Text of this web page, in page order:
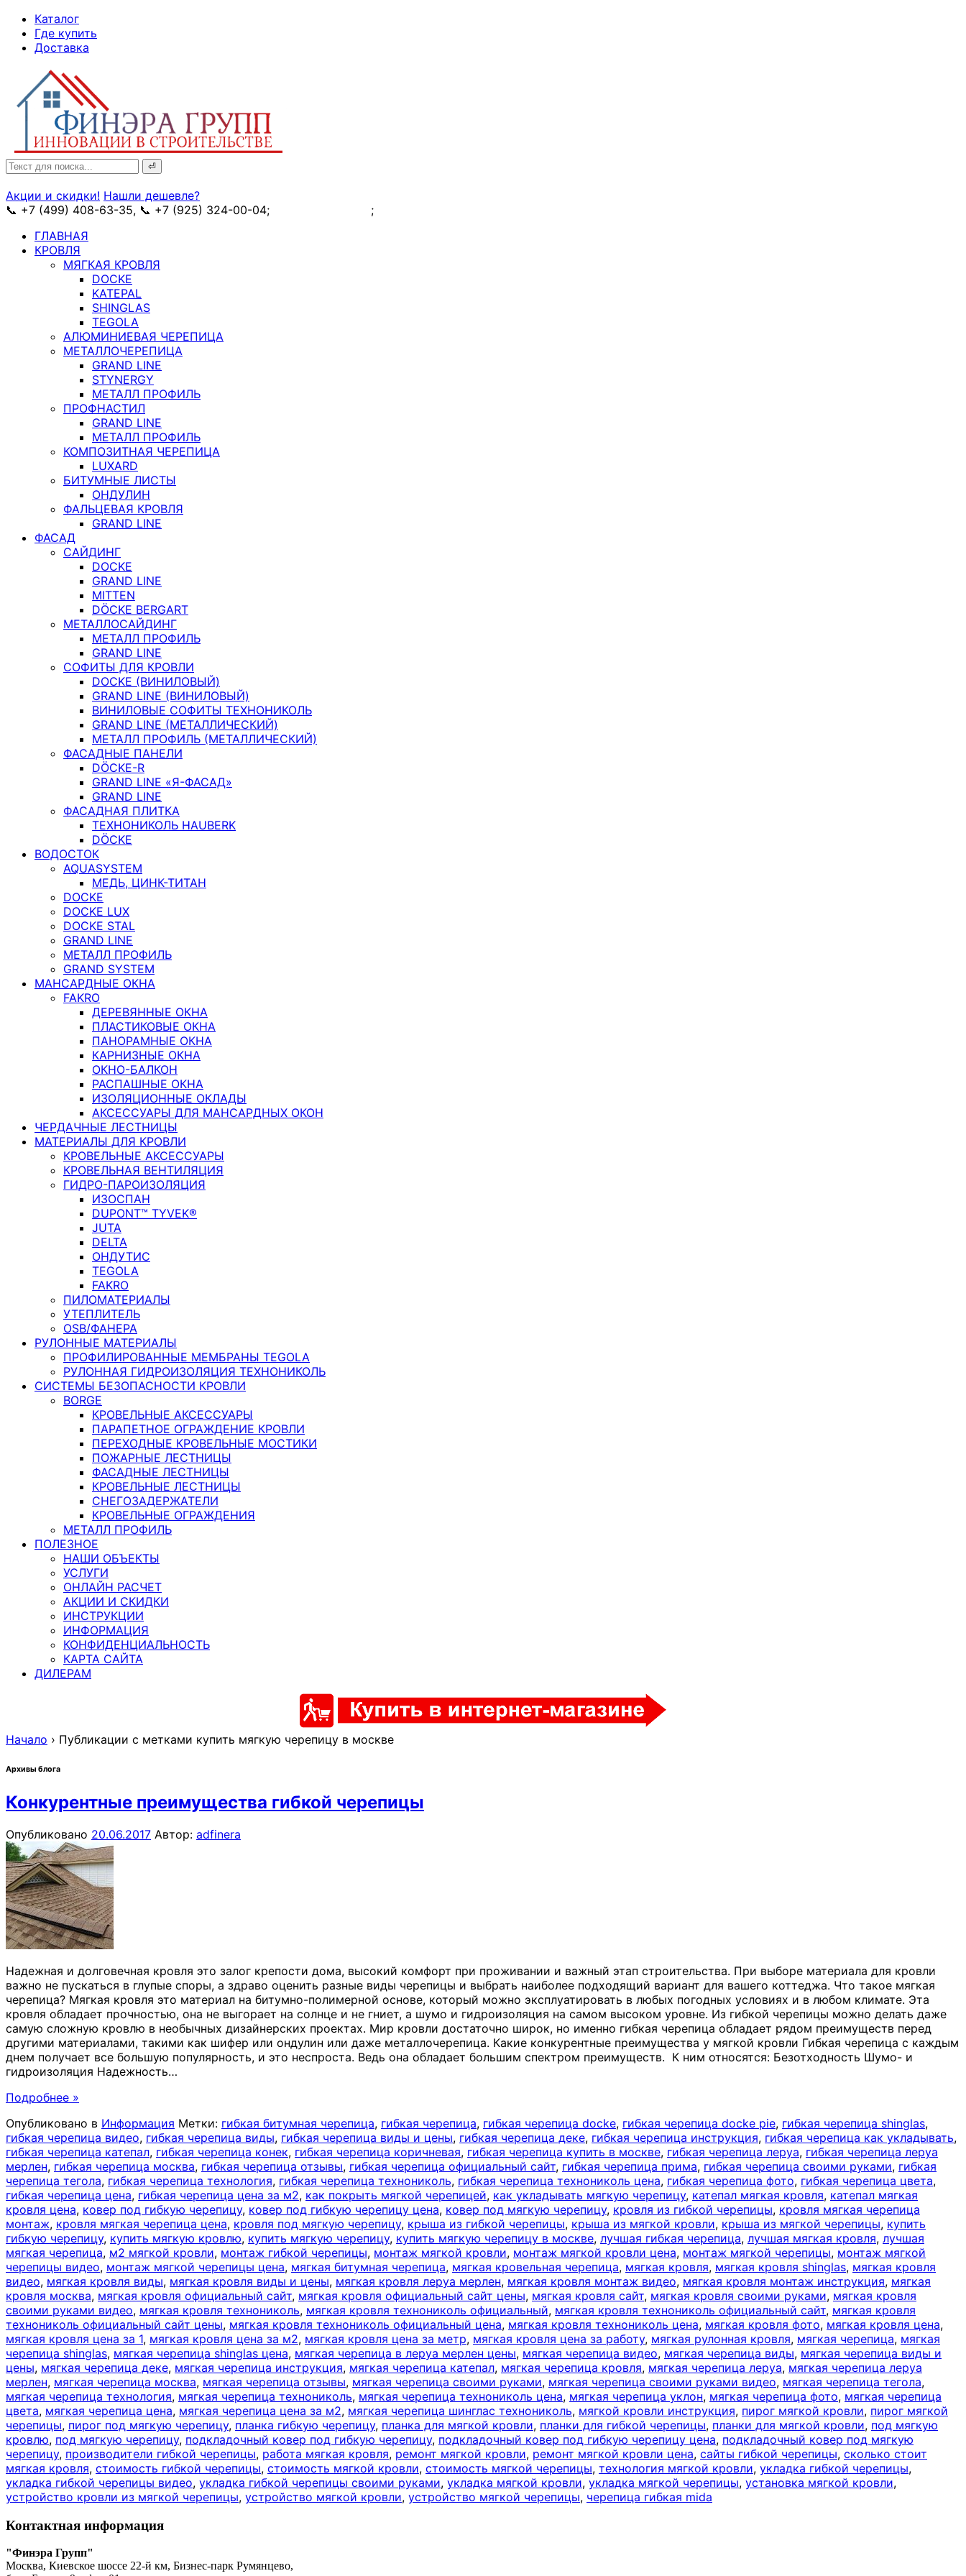
Skip
Content
Каталог
Где купить
Доставка
Search
for:
Акции и скидки! Нашли дешевле?
📞 +7 (499) 408-63-35, 📞 +7 (925) 324-00-04;
;
ГЛАВНАЯ
КРОВЛЯ
МЯГКАЯ КРОВЛЯ
DOCKE
KATEPAL
SHINGLAS
TEGOLA
АЛЮМИНИЕВАЯ ЧЕРЕПИЦА
МЕТАЛЛОЧЕРЕПИЦА
GRAND LINE
STYNERGY
МЕТАЛЛ ПРОФИЛЬ
ПРОФНАСТИЛ
GRAND LINE
МЕТАЛЛ ПРОФИЛЬ
КОМПОЗИТНАЯ ЧЕРЕПИЦА
LUXARD
БИТУМНЫЕ ЛИСТЫ
ОНДУЛИН
ФАЛЬЦЕВАЯ КРОВЛЯ
GRAND LINE
ФАСАД
САЙДИНГ
DOCKE
GRAND LINE
MITTEN
DÖCKE BERGART
МЕТАЛЛОСАЙДИНГ
МЕТАЛЛ ПРОФИЛЬ
GRAND LINE
СОФИТЫ ДЛЯ КРОВЛИ
DOCKE (ВИНИЛОВЫЙ)
GRAND LINE (ВИНИЛОВЫЙ)
ВИНИЛОВЫЕ СОФИТЫ ТЕХНОНИКОЛЬ
GRAND LINE (МЕТАЛЛИЧЕСКИЙ)
МЕТАЛЛ ПРОФИЛЬ (МЕТАЛЛИЧЕСКИЙ)
ФАСАДНЫЕ ПАНЕЛИ
DÖCKE-R
GRAND LINE «Я-ФАСАД»
GRAND LINE
ФАСАДНАЯ ПЛИТКА
ТЕХНОНИКОЛЬ HAUBERK
DÖCKE
ВОДОСТОК
AQUASYSTEM
МЕДЬ, ЦИНК-ТИТАН
DOCKE
DOCKE LUX
DOCKE STAL
GRAND LINE
МЕТАЛЛ ПРОФИЛЬ
GRAND SYSTEM
МАНСАРДНЫЕ ОКНА
FAKRO
ДЕРЕВЯННЫЕ ОКНА
ПЛАСТИКОВЫЕ ОКНА
ПАНОРАМНЫЕ ОКНА
КАРНИЗНЫЕ ОКНА
ОКНО-БАЛКОН
РАСПАШНЫЕ ОКНА
ИЗОЛЯЦИОННЫЕ ОКЛАДЫ
АКСЕССУАРЫ ДЛЯ МАНСАРДНЫХ ОКОН
ЧЕРДАЧНЫЕ ЛЕСТНИЦЫ
МАТЕРИАЛЫ ДЛЯ КРОВЛИ
КРОВЕЛЬНЫЕ АКСЕССУАРЫ
КРОВЕЛЬНАЯ ВЕНТИЛЯЦИЯ
ГИДРО-ПАРОИЗОЛЯЦИЯ
ИЗОСПАН
DUPONT™ TYVEK®
JUTA
DELTA
ОНДУТИС
TEGOLA
FAKRO
ПИЛОМАТЕРИАЛЫ
УТЕПЛИТЕЛЬ
OSB/ФАНЕРА
РУЛОННЫЕ МАТЕРИАЛЫ
ПРОФИЛИРОВАННЫЕ МЕМБРАНЫ TEGOLA
РУЛОННАЯ ГИДРОИЗОЛЯЦИЯ ТЕХНОНИКОЛЬ
СИСТЕМЫ БЕЗОПАСНОСТИ КРОВЛИ
BORGE
КРОВЕЛЬНЫЕ АКСЕССУАРЫ
ПАРАПЕТНОЕ ОГРАЖДЕНИЕ КРОВЛИ
ПЕРЕХОДНЫЕ КРОВЕЛЬНЫЕ МОСТИКИ
ПОЖАРНЫЕ ЛЕСТНИЦЫ
ФАСАДНЫЕ ЛЕСТНИЦЫ
КРОВЕЛЬНЫЕ ЛЕСТНИЦЫ
СНЕГОЗАДЕРЖАТЕЛИ
КРОВЕЛЬНЫЕ ОГРАЖДЕНИЯ
МЕТАЛЛ ПРОФИЛЬ
ПОЛЕЗНОЕ
НАШИ ОБЪЕКТЫ
УСЛУГИ
ОНЛАЙН РАСЧЕТ
АКЦИИ И СКИДКИ
ИНСТРУКЦИИ
ИНФОРМАЦИЯ
КОНФИДЕНЦИАЛЬНОСТЬ
КАРТА САЙТА
ДИЛЕРАМ
Начало › Публикации с метками купить мягкую черепицу в москве
Архивы блога
Конкурентные преимущества гибкой черепицы
Опубликовано 20.06.2017 Автор: adfinera
Надежная и долговечная кровля это залог крепости дома, высокий комфорт при проживании и важный этап строительства. При выборе материала для кровли
важно не пускаться в глупые споры, а здраво оценить разные виды черепицы и выбрать наиболее подходящий вариант для вашего коттеджа. Что такое мягкая
черепица? Мягкая кровля это материал на битумно-полимерной основе, который можно эксплуатировать в любых погодных условиях и в любом климате. Эта
кровля обладает прочностью, она не выгорает на солнце и не гниет, а шумо и гидроизоляция на самом высоком уровне. Из гибкой черепицы можно делать даже
самую сложную кровлю в необычных дизайнерских проектах. Мир кровли достаточно широк, но именно гибкая черепица обладает рядом преимуществ перед
другими материалами, такими как шифер или ондулин или даже металлочерепица. Какие конкурентные преимущества у мягкой кровли Гибкая черепица с каждым
днем получает все большую популярность, и это неспроста. Ведь она обладает большим спектром преимуществ. К ним относятся: Безотходность Шумо- и
гидроизоляция Надежность…
Подробнее »
Опубликовано в Информация Метки: гибкая битумная черепица, гибкая черепица, гибкая черепица docke, гибкая черепица docke pie, гибкая черепица shinglas,
гибкая черепица видео, гибкая черепица виды, гибкая черепица виды и цены, гибкая черепица деке, гибкая черепица инструкция, гибкая черепица как укладывать,
гибкая черепица катепал, гибкая черепица конек, гибкая черепица коричневая, гибкая черепица купить в москве, гибкая черепица леруа, гибкая черепица леруа
мерлен, гибкая черепица москва, гибкая черепица отзывы, гибкая черепица официальный сайт, гибкая черепица прима, гибкая черепица своими руками, гибкая
черепица тегола, гибкая черепица технология, гибкая черепица технониколь, гибкая черепица технониколь цена, гибкая черепица фото, гибкая черепица цвета,
гибкая черепица цена, гибкая черепица цена за м2, как покрыть мягкой черепицей, как укладывать мягкую черепицу, катепал мягкая кровля, катепал мягкая
кровля цена, ковер под гибкую черепицу, ковер под гибкую черепицу цена, ковер под мягкую черепицу, кровля из гибкой черепицы, кровля мягкая черепица
монтаж, кровля мягкая черепица цена, кровля под мягкую черепицу, крыша из гибкой черепицы, крыша из мягкой кровли, крыша из мягкой черепицы, купить
гибкую черепицу, купить мягкую кровлю, купить мягкую черепицу, купить мягкую черепицу в москве, лучшая гибкая черепица, лучшая мягкая кровля, лучшая
мягкая черепица, м2 мягкой кровли, монтаж гибкой черепицы, монтаж мягкой кровли, монтаж мягкой кровли цена, монтаж мягкой черепицы, монтаж мягкой
черепицы видео, монтаж мягкой черепицы цена, мягкая битумная черепица, мягкая кровельная черепица, мягкая кровля, мягкая кровля shinglas, мягкая кровля
видео, мягкая кровля виды, мягкая кровля виды и цены, мягкая кровля леруа мерлен, мягкая кровля монтаж видео, мягкая кровля монтаж инструкция, мягкая
кровля москва, мягкая кровля официальный сайт, мягкая кровля официальный сайт цены, мягкая кровля сайт, мягкая кровля своими руками, мягкая кровля
своими руками видео, мягкая кровля технониколь, мягкая кровля технониколь официальный, мягкая кровля технониколь официальный сайт, мягкая кровля
технониколь официальный сайт цены, мягкая кровля технониколь официальный цена, мягкая кровля технониколь цена, мягкая кровля фото, мягкая кровля цена,
мягкая кровля цена за 1, мягкая кровля цена за м2, мягкая кровля цена за метр, мягкая кровля цена за работу, мягкая рулонная кровля, мягкая черепица, мягкая
черепица shinglas, мягкая черепица shinglas цена, мягкая черепица в леруа мерлен цены, мягкая черепица видео, мягкая черепица виды, мягкая черепица виды и
цены, мягкая черепица деке, мягкая черепица инструкция, мягкая черепица катепал, мягкая черепица кровля, мягкая черепица леруа, мягкая черепица леруа
мерлен, мягкая черепица москва, мягкая черепица отзывы, мягкая черепица своими руками, мягкая черепица своими руками видео, мягкая черепица тегола,
мягкая черепица технология, мягкая черепица технониколь, мягкая черепица технониколь цена, мягкая черепица уклон, мягкая черепица фото, мягкая черепица
цвета, мягкая черепица цена, мягкая черепица цена за м2, мягкая черепица шинглас технониколь, мягкой кровли инструкция, пирог мягкой кровли, пирог мягкой
черепицы, пирог под мягкую черепицу, планка гибкую черепицу, планка для мягкой кровли, планки для гибкой черепицы, планки для мягкой кровли, под мягкую
кровлю, под мягкую черепицу, подкладочный ковер под гибкую черепицу, подкладочный ковер под гибкую черепицу цена, подкладочный ковер под мягкую
черепицу, производители гибкой черепицы, работа мягкая кровля, ремонт мягкой кровли, ремонт мягкой кровли цена, сайты гибкой черепицы, сколько стоит
мягкая кровля, стоимость гибкой черепицы, стоимость мягкой кровли, стоимость мягкой черепицы, технология мягкой кровли, укладка гибкой черепицы,
укладка гибкой черепицы видео, укладка гибкой черепицы своими руками, укладка мягкой кровли, укладка мягкой черепицы, установка мягкой кровли,
устройство кровли из мягкой черепицы, устройство мягкой кровли, устройство мягкой черепицы, черепица гибкая mida
Контактная информация
"Финэра Групп"
Москва, Киевское шоссе 22-й км, Бизнес-парк Румянцево,